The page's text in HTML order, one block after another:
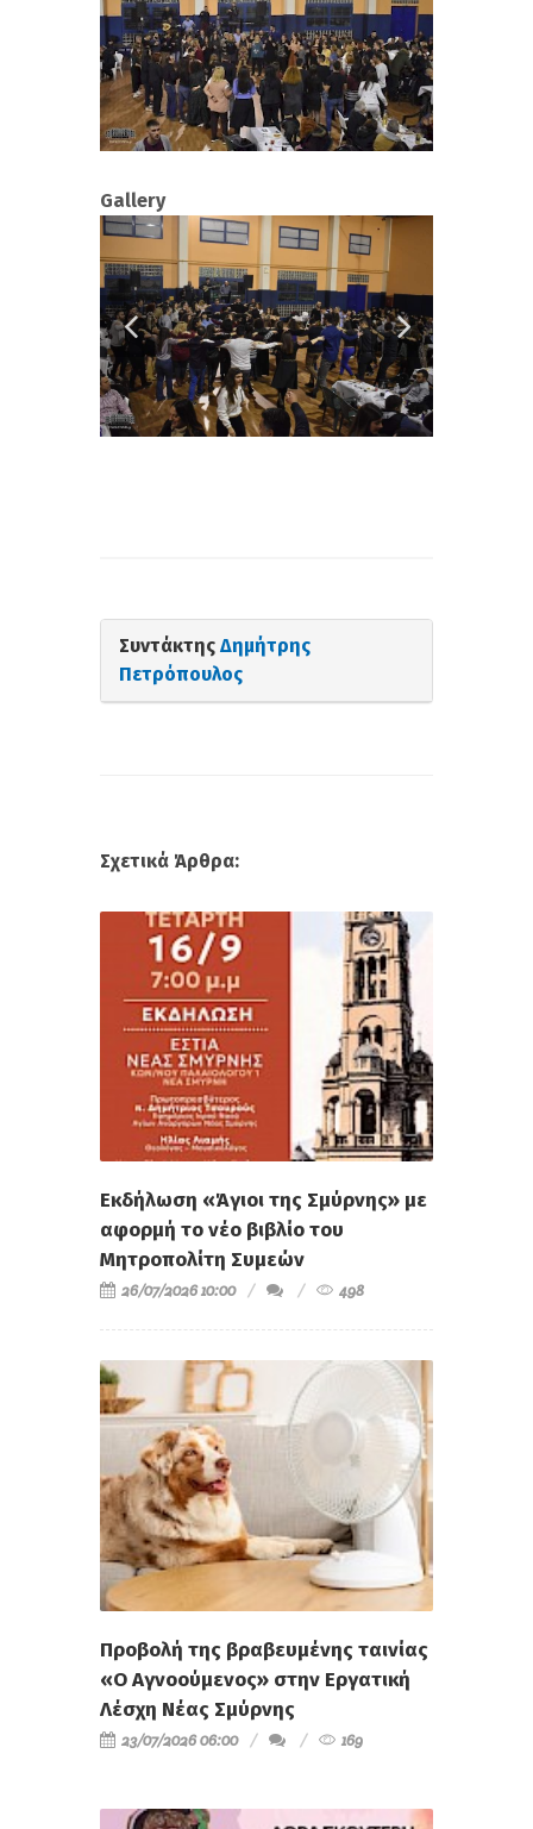
Gallery
Συντάκτης Δημήτρης
Πετρόπουλος
Σχετικά Άρθρα:
Εκδήλωση «Άγιοι της Σμύρνης» με
αφορμή το νέο βιβλίο του
Μητροπολίτη Συμεών
26/07/2026 10:00 498
Προβολή της βραβευμένης ταινίας
«Ο Αγνοούμενος» στην Εργατική
Λέσχη Νέας Σμύρνης
23/07/2026 06:00 169